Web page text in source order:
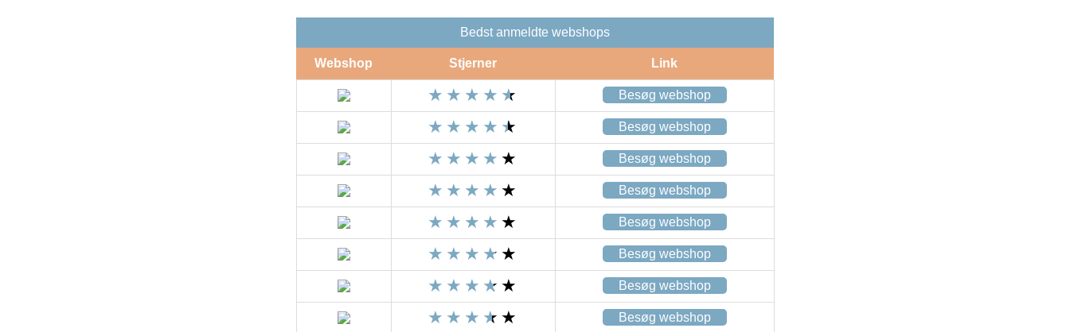
Bedst anmeldte webshops
Webshop Stjerner Link
Besøg webshop
Besøg webshop
Besøg webshop
Besøg webshop
Besøg webshop
Besøg webshop
Besøg webshop
Besøg webshop